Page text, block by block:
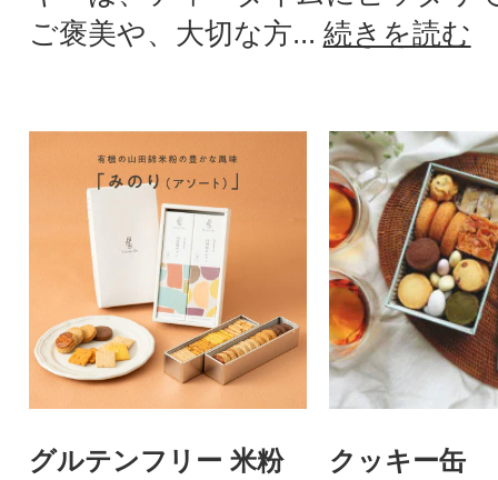
ご褒美や、大切な方... 続きを読む
グルテンフリー 米粉
クッキー缶